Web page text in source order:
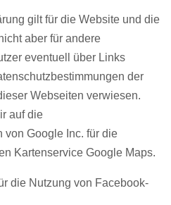
gilt für die Website und die
aber für andere
eventuell über Links
der
Webseiten verwiesen.
auf die
von Google Inc. für die
Kartenservice Google Maps.
die Nutzung von Facebook-